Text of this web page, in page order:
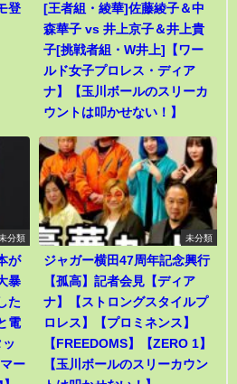
登
[王者組・綾華]佐藤綾子＆中
森華子 vs 井上京子＆井上貴
子[挑戦者組・W井上]【ワー
ルド女子プロレス・ディア
ナ】【玉川ボールのスリーカ
ウントは叩かせない！】
分類
が
暴
た
電
ー
未分類
ジャガー横田47周年記念興行
【孤高】記者会見【ディア
ナ】【ストロングスタイルプ
ロレス】【プロミネンス】
【FREEDOMS】【ZERO 1】
【玉川ボールのスリーカウン